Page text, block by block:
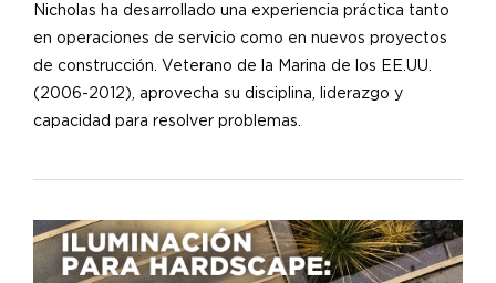
Nicholas ha desarrollado una experiencia práctica tanto
en operaciones de servicio como en nuevos proyectos
de construcción. Veterano de la Marina de los EE.UU.
(2006-2012), aprovecha su disciplina, liderazgo y
capacidad para resolver problemas.